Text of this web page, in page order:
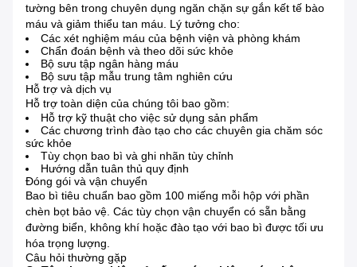
tường bên trong chuyên dụng ngăn chặn sự gắn kết tế bào
máu và giảm thiểu tan máu. Lý tưởng cho:
Các xét nghiệm máu của bệnh viện và phòng khám
Chẩn đoán bệnh và theo dõi sức khỏe
Bộ sưu tập ngân hàng máu
Bộ sưu tập mẫu trung tâm nghiên cứu
Hỗ trợ và dịch vụ
Hỗ trợ toàn diện của chúng tôi bao gồm:
Hỗ trợ kỹ thuật cho việc sử dụng sản phẩm
Các chương trình đào tạo cho các chuyên gia chăm sóc
sức khỏe
Tùy chọn bao bì và ghi nhãn tùy chỉnh
Hướng dẫn tuân thủ quy định
Đóng gói và vận chuyển
Bao bì tiêu chuẩn bao gồm 100 miếng mỗi hộp với phần
chèn bọt bảo vệ. Các tùy chọn vận chuyển có sẵn bằng
đường biển, không khí hoặc đào tạo với bao bì được tối ưu
hóa trọng lượng.
Câu hỏi thường gặp